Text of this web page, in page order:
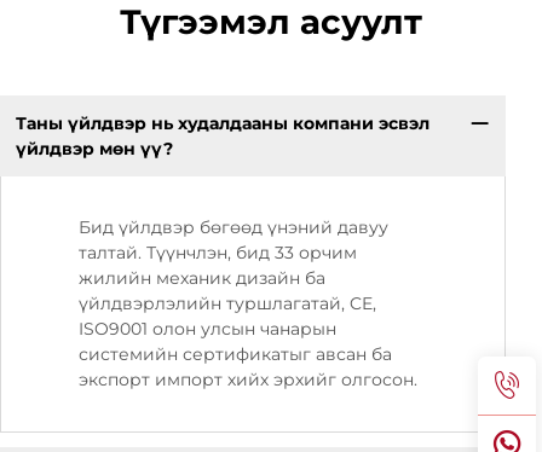
Түгээмэл асуулт
Таны үйлдвэр нь худалдааны компани эсвэл
үйлдвэр мөн үү?
Бид үйлдвэр бөгөөд үнэний давуу
талтай. Түүнчлэн, бид 33 орчим
жилийн механик дизайн ба
үйлдвэрлэлийн туршлагатай, CE,
ISO9001 олон улсын чанарын
системийн сертификатыг авсан ба
экспорт импорт хийх эрхийг олгосон.